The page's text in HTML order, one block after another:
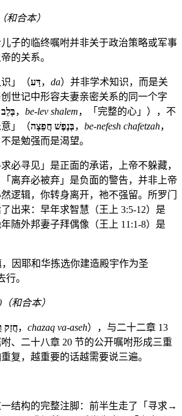
和合本）
子的临终嘱咐并非关于政治策略或军事
的关系。
」（דַּע， da）并非学术知识，而是关
世记中形容夫妻亲密关系的同一个字
， be-lev shalem，「完整的心」），不
」（בְּנֶפֶשׁ חֲפֵצָה， be-nefesh chafetzah，
是勉强而是渴望。
必寻见」是正面的承诺，上帝不躲藏，
离弃必被弃」是负面的警告，并非上帝
逻辑，你转身离开，祂不强留。所罗门
出来：早年求智慧（王上 3:5-12）是
随外邦妻子拜偶像（王上 11:1-8）是
因耶和华拣选你建造殿宇作为圣
行。
和合本）
חֲזַק， chazaq va-aseh），与二十二章 13
、二十八章 20 节的公开嘱咐形成三重
复，越重要的话越需要说三遍。
结构的完整注脚：前半生走了「寻求→